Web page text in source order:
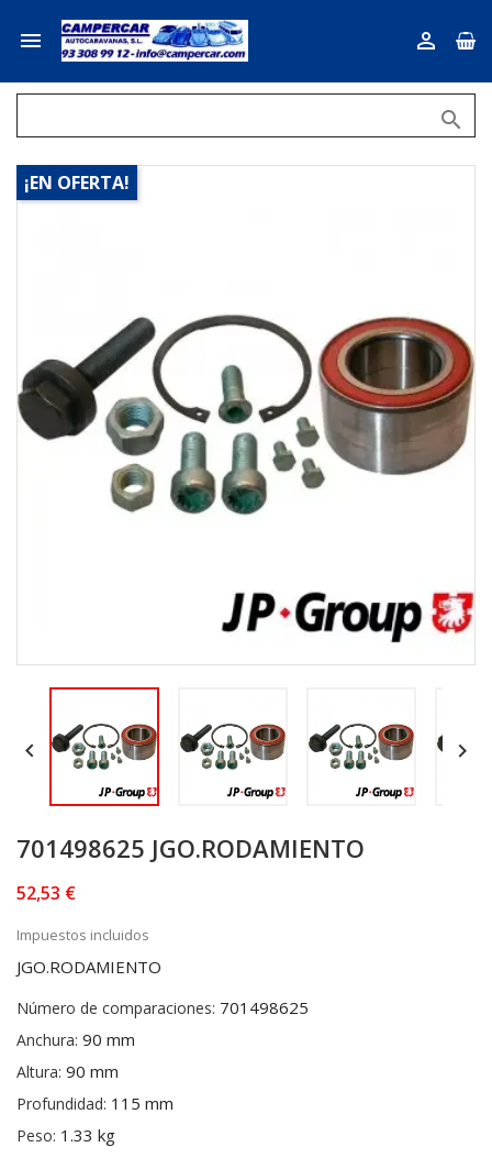
 

¡EN OFERTA!
 
701498625 JGO.RODAMIENTO
52,53 €
Impuestos incluidos
JGO.RODAMIENTO
Número de comparaciones: 701498625
Anchura: 90 mm
Altura: 90 mm
Profundidad: 115 mm
Peso: 1.33 kg